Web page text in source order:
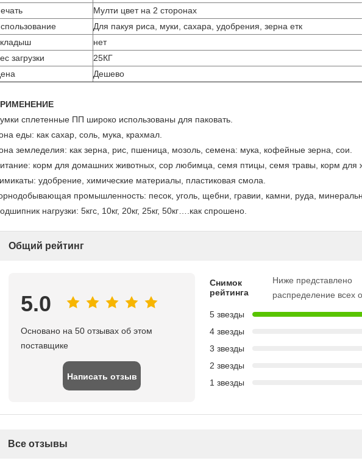
Мулти цвет на 2 сторонах
Для пакуя риса, муки, сахара, удобрения, зерна етк
нет
загрузки
25КГ
Дешево
сплетенные ПП широко использованы для паковать.
еды: как сахар, соль, мука, крахмал.
земледелия: как зерна, рис, пшеница, мозоль, семена: мука, кофейные зерна, сои.
корм для домашних животных, сор любимца, семя птицы, семя травы, корм для
удобрение, химические материалы, пластиковая смола.
промышленность: песок, уголь, щебни, гравии, камни, руда,
нагрузки: 5кгс, 10кг, 20кг, 25кг, 50кг….как спрошено.
Общий рейтинг
5.0
Основано на 50 отзывах об этом
поставщике
Написать отзыв
Снимок
рейтинга
Ниже представлено
распределение всех
5 звезды
4 звезды
3 звезды
2 звезды
1 звезды
Все отзывы